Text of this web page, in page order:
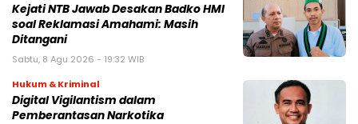
Kejati NTB Jawab Desakan Badko HMI
soal Reklamasi Amahami: Masih
Ditangani
Sabtu, 8 Agu 2026 - 19:32 WIB
Hukum & Kriminal
Digital Vigilantism dalam
Pemberantasan Narkotika